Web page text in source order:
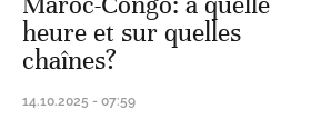
heure et sur quelles
chaînes?
14.10.2025 - 07:59